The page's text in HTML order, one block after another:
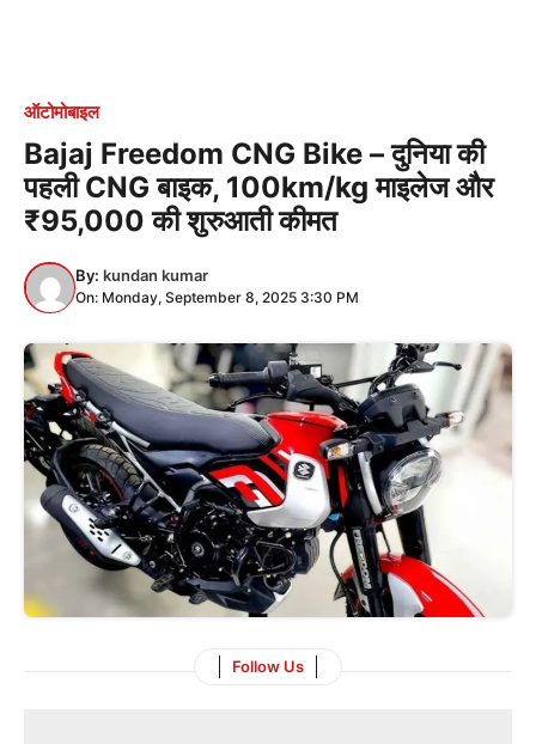
ऑटोमोबाइल
Bajaj Freedom CNG Bike – दुनिया की
पहली CNG बाइक, 100km/kg माइलेज और
₹95,000 की शुरुआती कीमत
By: kundan kumar
On: Monday, September 8, 2025 3:30 PM
Follow Us